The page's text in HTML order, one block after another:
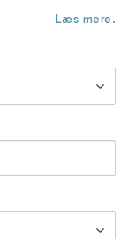
Læs mere.